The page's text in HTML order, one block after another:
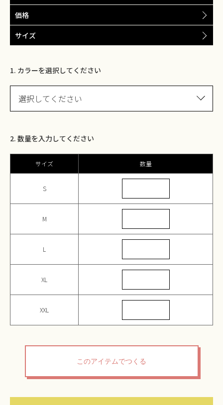
価格
サイズ
1. カラーを選択してください
選択してください
2. 数量を入力してください
サイズ 数量
S
M
L
XL
XXL